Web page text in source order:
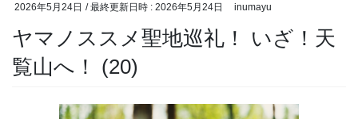
2026年5月24日 / 最終更新日時 : 2026年5月24日 inumayu
ヤマノススメ聖地巡礼！ いざ！天
覧山へ！ (20)